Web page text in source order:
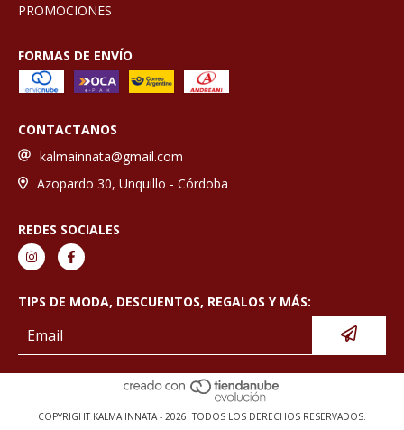
PROMOCIONES
FORMAS DE ENVÍO
CONTACTANOS
kalmainnata@gmail.com
Azopardo 30, Unquillo - Córdoba
REDES SOCIALES
TIPS DE MODA, DESCUENTOS, REGALOS Y MÁS:
COPYRIGHT KALMA INNATA - 2026. TODOS LOS DERECHOS RESERVADOS.